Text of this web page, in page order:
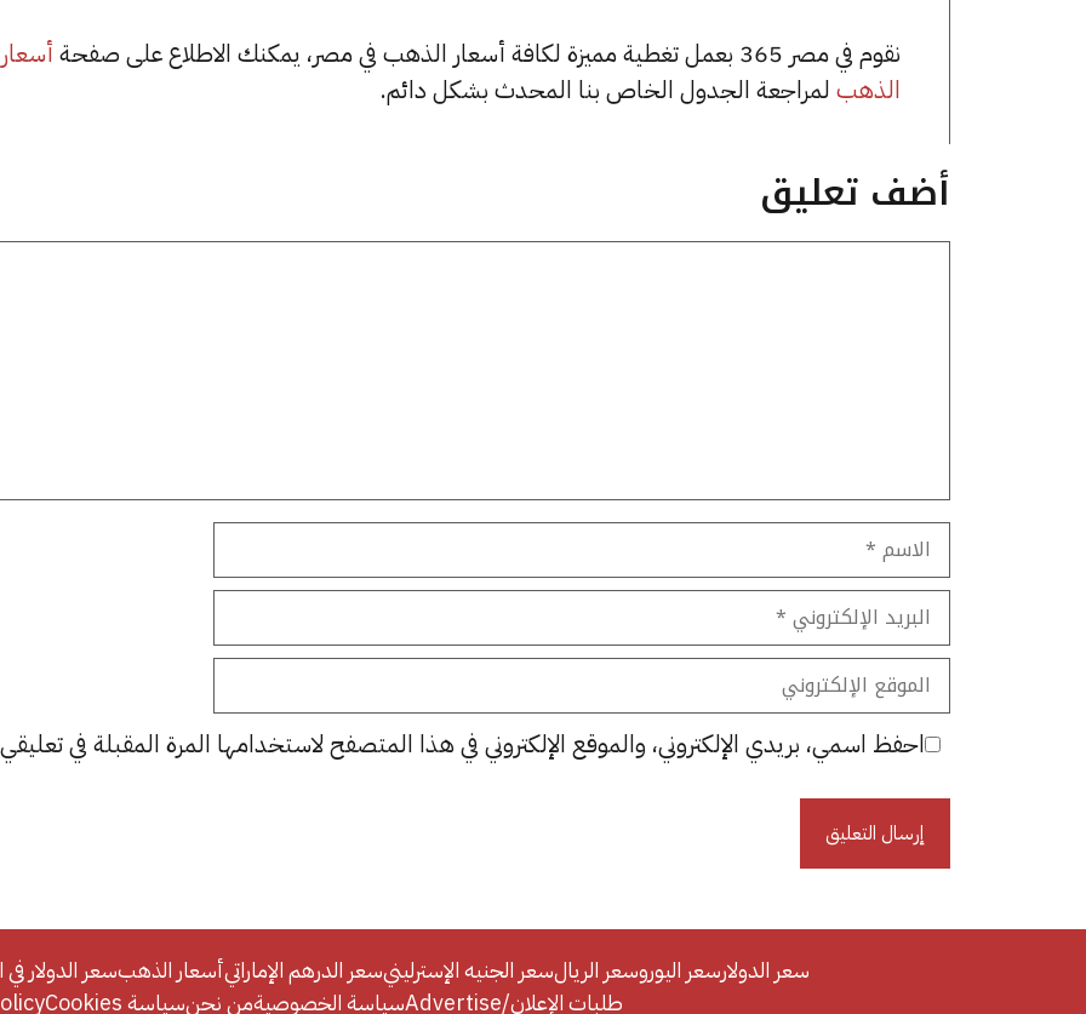
نقوم في مصر 365 بعمل تغطية مميزة لكافة أسعار الذهب في مصر، يمكنك الاطلاع على صفحة
أسعار
الذهب لمراجعة الجدول الخاص بنا المحدث بشكل دائم.
أضف تعليق
الاسم
البريد
الإلكتروني
الموقع
الإلكتروني
احفظ اسمي، بريدي الإلكتروني، والموقع الإلكتروني في هذا المتصفح لاستخدامها المرة المقبلة في
سعر الدولارسعر اليوروسعر الريالسعر الجنيه الإسترلينيسعر الدرهم الإماراتيأسعار الذهبسعر الدولار
طلبات الإعلان/Advertise
سياسة الخصوصيةمن نحنسياسة Cookies